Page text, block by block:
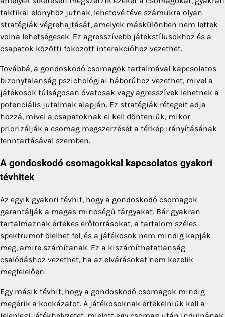
taktikai előnyhöz jutnak, lehetővé téve számukra olyan
stratégiák végrehajtását, amelyek máskülönben nem lettek
volna lehetségesek. Ez agresszívebb játékstílusokhoz és a
csapatok közötti fokozott interakcióhoz vezethet.
Továbbá, a gondoskodó csomagok tartalmával kapcsolatos
bizonytalanság pszichológiai háborúhoz vezethet, mivel a
játékosok túlságosan óvatosak vagy agresszívek lehetnek a
potenciális jutalmak alapján. Ez stratégiák rétegeit adja
hozzá, mivel a csapatoknak el kell dönteniük, mikor
priorizálják a csomag megszerzését a térkép irányításának
fenntartásával szemben.
A gondoskodó csomagokkal kapcsolatos gyakori
tévhitek
Az egyik gyakori tévhit, hogy a gondoskodó csomagok
garantálják a magas minőségű tárgyakat. Bár gyakran
tartalmaznak értékes erőforrásokat, a tartalom széles
spektrumot ölelhet fel, és a játékosok nem mindig kapják
meg, amire számítanak. Ez a kiszámíthatatlanság
csalódáshoz vezethet, ha az elvárásokat nem kezelik
megfelelően.
Egy másik tévhit, hogy a gondoskodó csomagok mindig
megérik a kockázatot. A játékosoknak értékelniük kell a